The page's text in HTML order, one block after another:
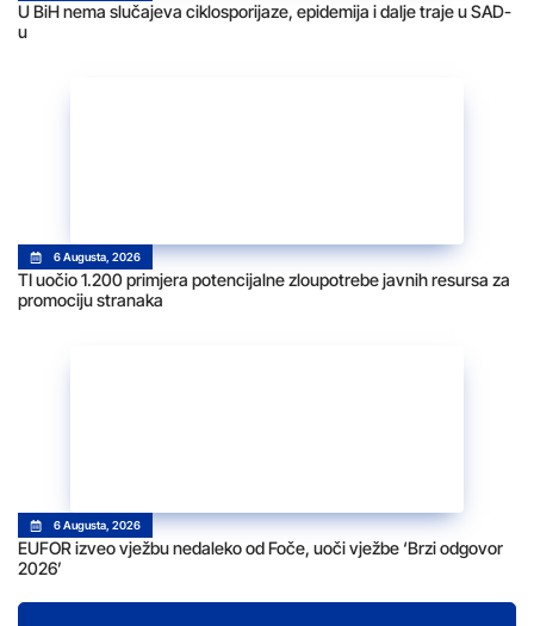
U BiH nema slučajeva ciklosporijaze, epidemija i dalje traje u SAD-
u
6 Augusta, 2026
TI uočio 1.200 primjera potencijalne zloupotrebe javnih resursa za
promociju stranaka
6 Augusta, 2026
EUFOR izveo vježbu nedaleko od Foče, uoči vježbe ‘Brzi odgovor
2026’